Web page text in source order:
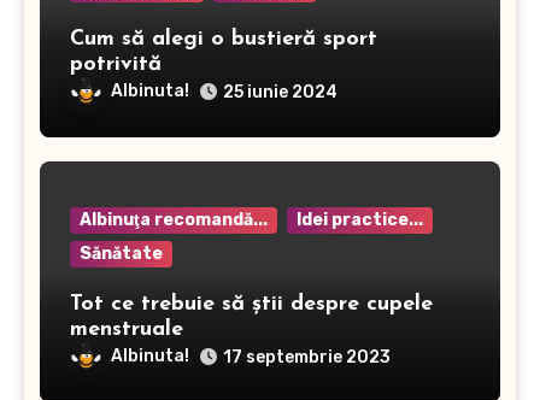
Cum să alegi o bustieră sport
potrivită
Albinuta! 25 iunie 2024
Albinuţa recomandă...
Idei practice...
Sănătate
Tot ce trebuie să știi despre cupele
menstruale
Albinuta! 17 septembrie 2023